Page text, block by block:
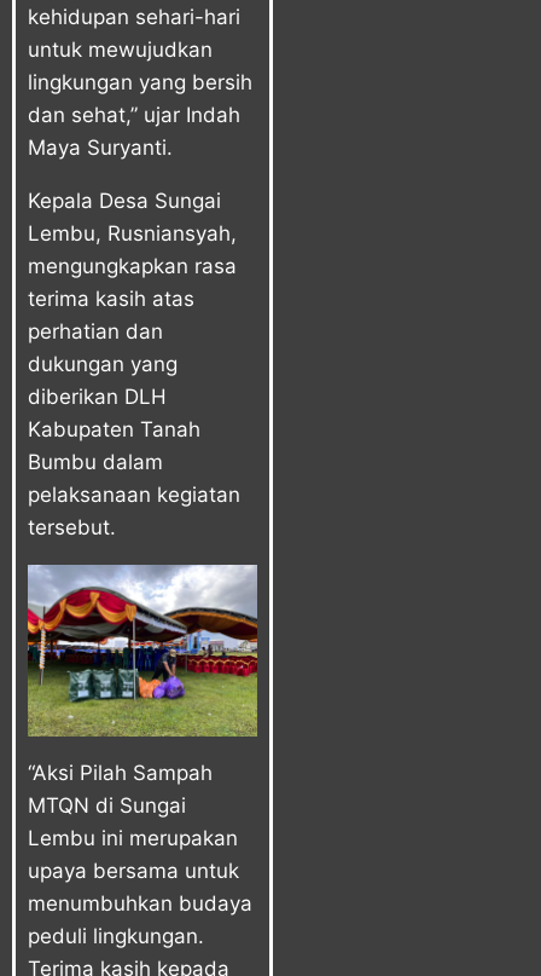
kehidupan sehari-hari
untuk mewujudkan
lingkungan yang bersih
dan sehat,” ujar Indah
Maya Suryanti.
Kepala Desa Sungai
Lembu, Rusniansyah,
mengungkapkan rasa
terima kasih atas
perhatian dan
dukungan yang
diberikan DLH
Kabupaten Tanah
Bumbu dalam
pelaksanaan kegiatan
tersebut.
“Aksi Pilah Sampah
MTQN di Sungai
Lembu ini merupakan
upaya bersama untuk
menumbuhkan budaya
peduli lingkungan.
Terima kasih kepada